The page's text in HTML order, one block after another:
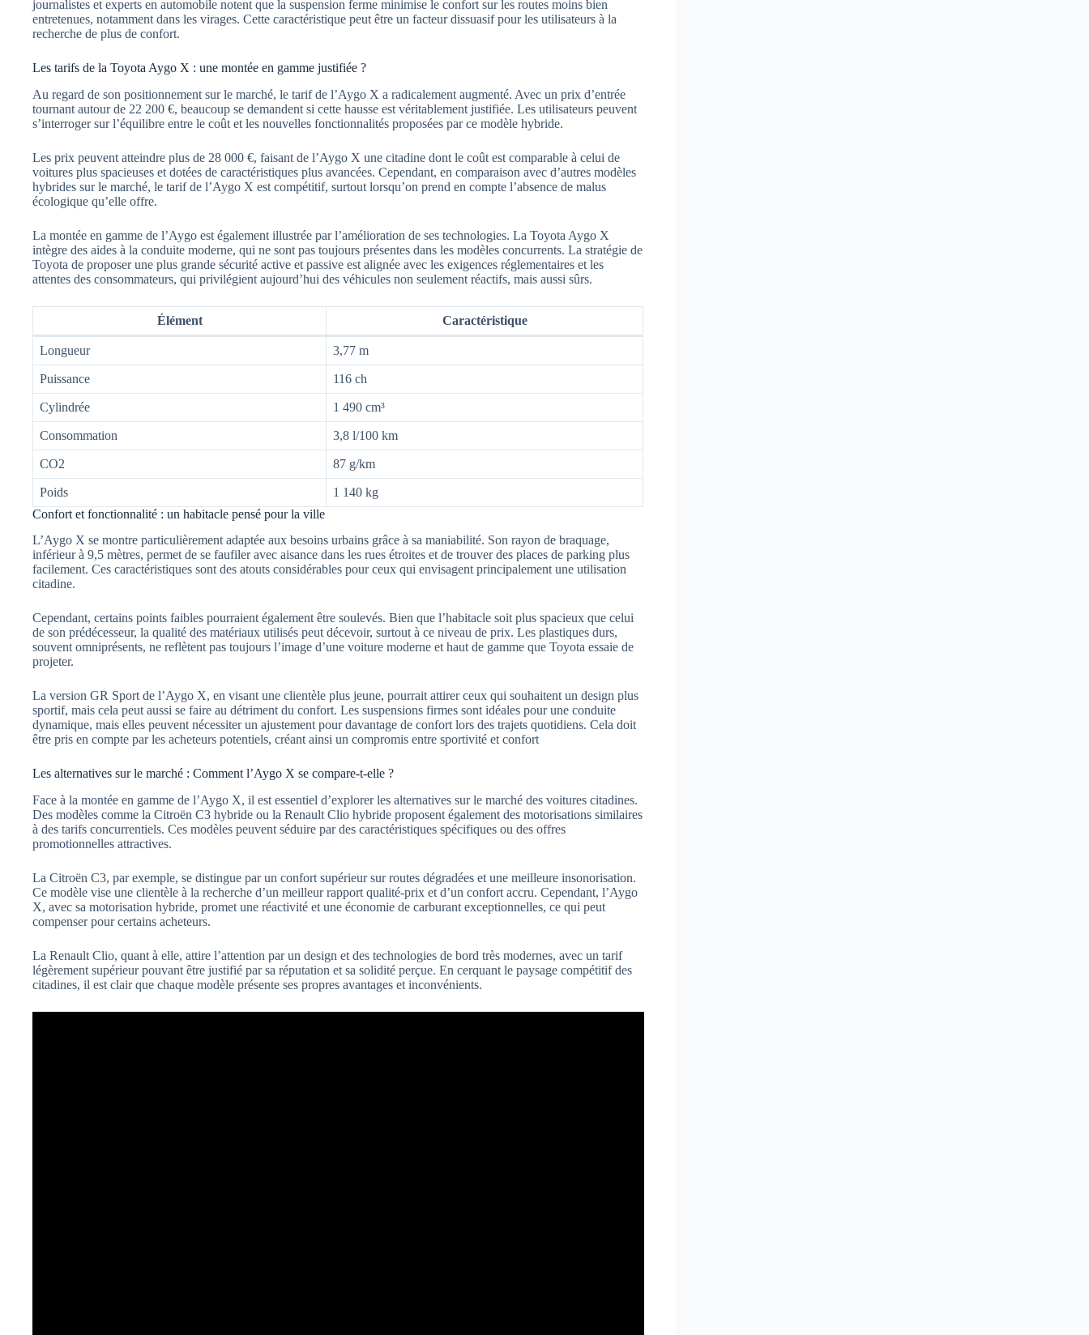
journalistes et experts en automobile notent que la suspension ferme minimise le confort sur les routes moins bien
entretenues, notamment dans les virages. Cette caractéristique peut être un facteur dissuasif pour les utilisateurs à la
recherche de plus de confort.
Les tarifs de la Toyota Aygo X : une montée en gamme justifiée ?
Au regard de son positionnement sur le marché, le tarif de l’Aygo X a radicalement augmenté. Avec un prix d’entrée
tournant autour de 22 200 €, beaucoup se demandent si cette hausse est véritablement justifiée. Les utilisateurs peuvent
s’interroger sur l’équilibre entre le coût et les nouvelles fonctionnalités proposées par ce modèle hybride.
Les prix peuvent atteindre plus de 28 000 €, faisant de l’Aygo X une citadine dont le coût est comparable à celui de
voitures plus spacieuses et dotées de caractéristiques plus avancées. Cependant, en comparaison avec d’autres modèles
hybrides sur le marché, le tarif de l’Aygo X est compétitif, surtout lorsqu’on prend en compte l’absence de malus
écologique qu’elle offre.
La montée en gamme de l’Aygo est également illustrée par l’amélioration de ses technologies. La Toyota Aygo X
intègre des aides à la conduite moderne, qui ne sont pas toujours présentes dans les modèles concurrents. La stratégie de
Toyota de proposer une plus grande sécurité active et passive est alignée avec les exigences réglementaires et les
attentes des consommateurs, qui privilégient aujourd’hui des véhicules non seulement réactifs, mais aussi sûrs.
Élément Caractéristique
Longueur 3,77 m
Puissance 116 ch
Cylindrée 1 490 cm³
Consommation 3,8 l/100 km
CO2 87 g/km
Poids
1 140 kg
Confort et fonctionnalité : un habitacle pensé pour la ville
L’Aygo X se montre particulièrement adaptée aux besoins urbains grâce à sa maniabilité. Son rayon de braquage,
inférieur à 9,5 mètres, permet de se faufiler avec aisance dans les rues étroites et de trouver des places de parking plus
facilement. Ces caractéristiques sont des atouts considérables pour ceux qui envisagent principalement une utilisation
citadine.
Cependant, certains points faibles pourraient également être soulevés. Bien que l’habitacle soit plus spacieux que celui
de son prédécesseur, la qualité des matériaux utilisés peut décevoir, surtout à ce niveau de prix. Les plastiques durs,
souvent omniprésents, ne reflètent pas toujours l’image d’une voiture moderne et haut de gamme que Toyota essaie de
projeter.
La version GR Sport de l’Aygo X, en visant une clientèle plus jeune, pourrait attirer ceux qui souhaitent un design plus
sportif, mais cela peut aussi se faire au détriment du confort. Les suspensions firmes sont idéales pour une conduite
dynamique, mais elles peuvent nécessiter un ajustement pour davantage de confort lors des trajets quotidiens. Cela doit
être pris en compte par les acheteurs potentiels, créant ainsi un compromis entre sportivité et confort
Les alternatives sur le marché : Comment l’Aygo X se compare-t-elle ?
Face à la montée en gamme de l’Aygo X, il est essentiel d’explorer les alternatives sur le marché des voitures citadines.
Des modèles comme la Citroën C3 hybride ou la Renault Clio hybride proposent également des motorisations similaires
à des tarifs concurrentiels. Ces modèles peuvent séduire par des caractéristiques spécifiques ou des offres
promotionnelles attractives.
La Citroën C3, par exemple, se distingue par un confort supérieur sur routes dégradées et une meilleure insonorisation.
Ce modèle vise une clientèle à la recherche d’un meilleur rapport qualité-prix et d’un confort accru. Cependant, l’Aygo
X, avec sa motorisation hybride, promet une réactivité et une économie de carburant exceptionnelles, ce qui peut
compenser pour certains acheteurs.
La Renault Clio, quant à elle, attire l’attention par un design et des technologies de bord très modernes, avec un tarif
légèrement supérieur pouvant être justifié par sa réputation et sa solidité perçue. En cerquant le paysage compétitif des
citadines, il est clair que chaque modèle présente ses propres avantages et inconvénients.